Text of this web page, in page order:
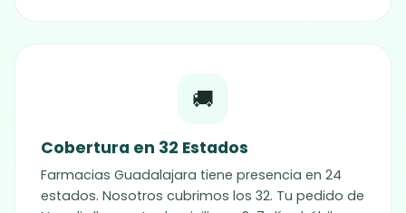
🚚
Cobertura en 32 Estados
Farmacias Guadalajara tiene presencia en 24
estados. Nosotros cubrimos los 32. Tu pedido de